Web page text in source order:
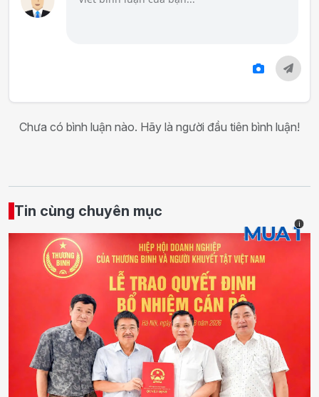
Chưa có bình luận nào. Hãy là người đầu tiên bình luận!
Tin cùng chuyên mục
i